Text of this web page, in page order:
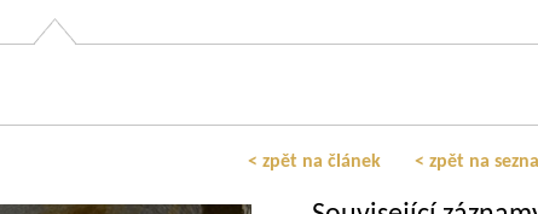
< zpět na článek < zpět na